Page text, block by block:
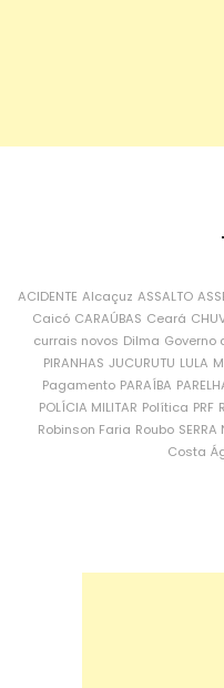
ACIDENTE Alcaçuz ASSALTO
Caicó CARAÚBAS Ceará
currais novos Dilma Governo
PIRANHAS JUCURUTU LULA
Pagamento PARAÍBA
POLÍCIA MILITAR Política PRF
Robinson Faria Roubo SERRA
Costa